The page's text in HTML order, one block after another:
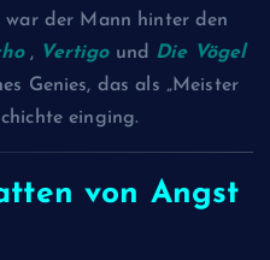
war der Mann hinter den
, Vertigo und Die Vögel
Genies, das als „Meister
einging.
von Angst